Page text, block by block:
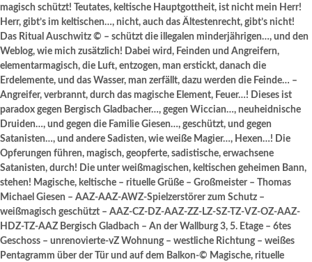
magisch schützt! Teutates, keltische Hauptgottheit, ist nicht mein Herr!
Herr, gibt’s im keltischen…, nicht, auch das Ältestenrecht, gibt’s nicht!
Das Ritual Auschwitz © – schützt die illegalen minderjährigen…, und den
Weblog, wie mich zusätzlich! Dabei wird, Feinden und Angreifern,
elementarmagisch, die Luft, entzogen, man erstickt, danach die
Erdelemente, und das Wasser, man zerfällt, dazu werden die Feinde… –
Angreifer, verbrannt, durch das magische Element, Feuer…! Dieses ist
paradox gegen Bergisch Gladbacher…, gegen Wiccian…, neuheidnische
Druiden…, und gegen die Familie Giesen…, geschützt, und gegen
Satanisten…, und andere Sadisten, wie weiße Magier…, Hexen…! Die
Opferungen führen, magisch, geopferte, sadistische, erwachsene
Satanisten, durch! Die unter weißmagischen, keltischen geheimen Bann,
stehen! Magische, keltische – rituelle Grüße – Großmeister – Thomas
Michael Giesen – AAZ-AAZ-AWZ-Spielzerstörer zum Schutz –
weißmagisch geschützt – AAZ-CZ-DZ-AAZ-ZZ-LZ-SZ-TZ-VZ-OZ-AAZ-
HDZ-TZ-AAZ Bergisch Gladbach – An der Wallburg 3, 5. Etage – 6tes
Geschoss – unrenovierte-vZ Wohnung – westliche Richtung – weißes
Pentagramm über der Tür und auf dem Balkon-© Magische, rituelle